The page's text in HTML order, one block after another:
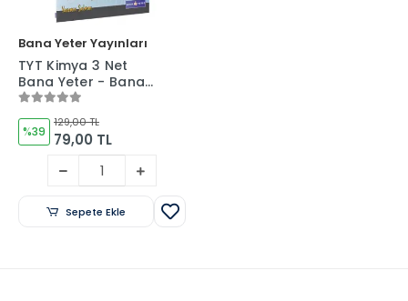
Bana Yeter Yayınları
TYT Kimya 3 Net
Bana Yeter - Bana
Yeter Yayınları
%39
129,00 TL
79,00 TL
Sepete Ekle